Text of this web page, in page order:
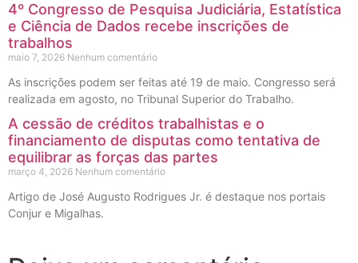
4º Congresso de Pesquisa Judiciária, Estatística
e Ciência de Dados recebe inscrições de
trabalhos
maio 7, 2026 Nenhum comentário
As inscrições podem ser feitas até 19 de maio. Congresso será
realizada em agosto, no Tribunal Superior do Trabalho.
A cessão de créditos trabalhistas e o
financiamento de disputas como tentativa de
equilibrar as forças das partes
março 4, 2026 Nenhum comentário
Artigo de José Augusto Rodrigues Jr. é destaque nos portais
Conjur e Migalhas.